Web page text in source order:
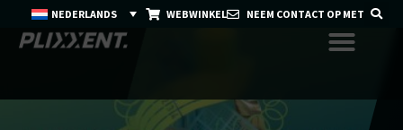
NEDERLANDS WEBWINKEL NEEM CONTACT OP MET